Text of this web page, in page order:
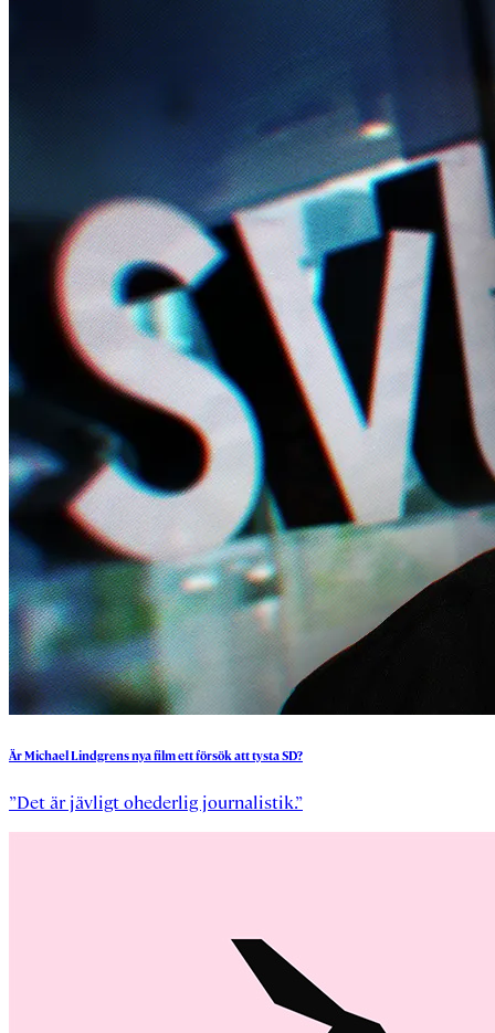
ÄrMichaelLindgrensnyafilmettförsökatttystaSD?
”Det är jävligt ohederlig journalistik.”